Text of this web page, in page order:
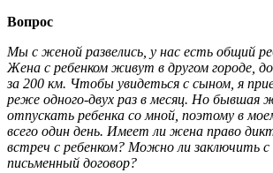
Вопрос
Мы с женой развелись, у нас есть общий
Жена с ребенком живут в другом городе,
за 200 км. Чтобы увидеться с сыном, я
реже одного-двух раз в месяц. Но бывшая
отпускать ребенка со мной, поэтому в
всего один день. Имеет ли жена право
встреч с ребенком? Можно ли заключить
письменный договор?